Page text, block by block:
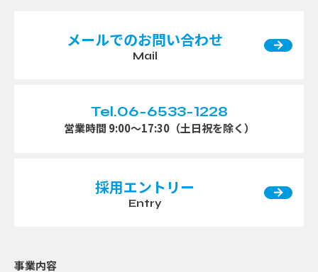
メールでのお問い合わせ
Mail
Tel.06-6533-1228
営業時間 9:00〜17:30（土日祝を除く）
採用エントリー
Entry
事業内容